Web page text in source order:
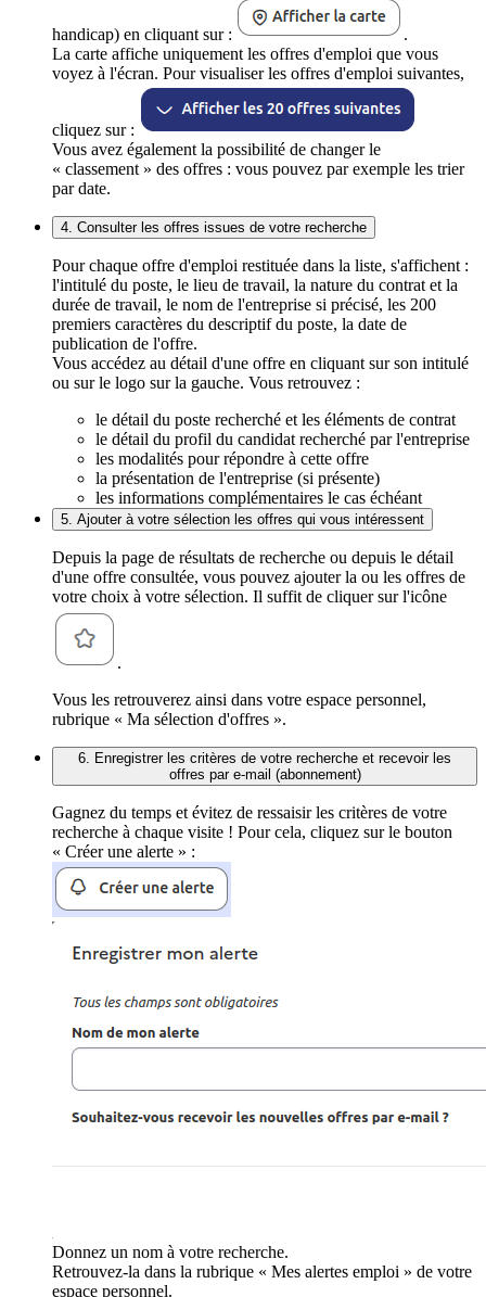
handicap) en cliquant sur :
.
La carte affiche uniquement les offres d'emploi que vous
voyez à l'écran. Pour visualiser les offres d'emploi suivantes,
cliquez sur :
Vous avez également la possibilité de changer le
« classement » des offres : vous pouvez par exemple les trier
par date.
4. Consulter les offres issues de votre recherche
Pour chaque offre d'emploi restituée dans la liste, s'affichent :
l'intitulé du poste, le lieu de travail, la nature du contrat et la
durée de travail, le nom de l'entreprise si précisé, les 200
premiers caractères du descriptif du poste, la date de
publication de l'offre.
Vous accédez au détail d'une offre en cliquant sur son intitulé
ou sur le logo sur la gauche. Vous retrouvez :
le détail du poste recherché et les éléments de contrat
le détail du profil du candidat recherché par l'entreprise
les modalités pour répondre à cette offre
la présentation de l'entreprise (si présente)
les informations complémentaires le cas échéant
5. Ajouter à votre sélection les offres qui vous intéressent
Depuis la page de résultats de recherche ou depuis le détail
d'une offre consultée, vous pouvez ajouter la ou les offres de
votre choix à votre sélection. Il suffit de cliquer sur l'icône
.
Vous les retrouverez ainsi dans votre espace personnel,
rubrique « Ma sélection d'offres ».
6. Enregistrer les critères de votre recherche et recevoir les
offres par e-mail (abonnement)
Gagnez du temps et évitez de ressaisir les critères de votre
recherche à chaque visite ! Pour cela, cliquez sur le bouton
« Créer une alerte » :
Donnez un nom à votre recherche.
Retrouvez-la dans la rubrique « Mes alertes emploi » de votre
espace personnel.